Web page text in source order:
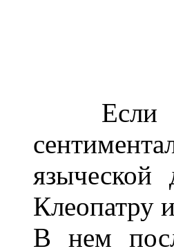
Если бы
Клеопатру
В нем